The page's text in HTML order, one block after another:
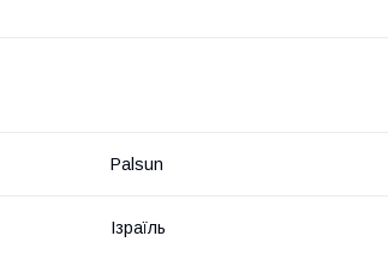
Palsun
Ізраїль